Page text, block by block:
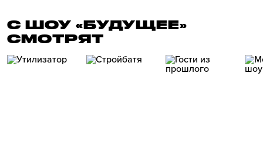
С ШОУ «БУДУЩЕЕ»
СМОТРЯТ